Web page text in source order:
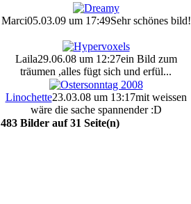
Marci05.03.09 um 17:49Sehr schönes bild!
Laila29.06.08 um 12:27ein Bild zum
träumen ,alles fügt sich und erfül...
Linochette23.03.08 um 13:17mit weissen
wäre die sache spannender :D
483 Bilder auf 31 Seite(n)